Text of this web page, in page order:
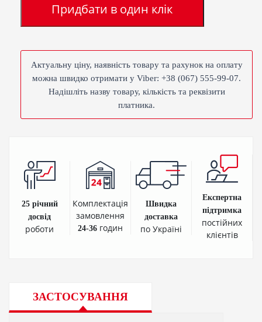
Придбати в один клік
Актуальну ціну, наявність товару та рахунок на оплату
можна швидко отримати у Viber: +38 (067) 555-99-07.
Надішліть назву товару, кількість та реквізити
платника.
25 річний
досвід
роботи
Комплектація
замовлення
24-36 годин
Швидка
доставка
по Україні
Експертна
підтримка
постійних
клієнтів
ЗАСТОСУВАННЯ